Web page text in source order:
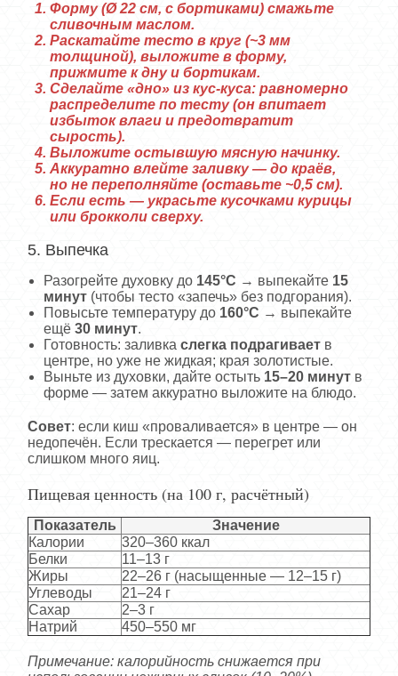
Форму (Ø 22 см, с бортиками) смажьте
сливочным маслом.
Раскатайте тесто в круг (~3 мм
толщиной), выложите в форму,
прижмите к дну и бортикам.
Сделайте «дно» из кус-куса: равномерно
распределите по тесту (он впитает
избыток влаги и предотвратит
сырость).
Выложите остывшую мясную начинку.
Аккуратно влейте заливку — до краёв,
но не переполняйте (оставьте ~0,5 см).
Если есть — украсьте кусочками курицы
или брокколи сверху.
5. Выпечка
Разогрейте духовку до 145°C → выпекайте 15
минут (чтобы тесто «запечь» без подгорания).
Повысьте температуру до 160°C → выпекайте
ещё 30 минут.
Готовность: заливка слегка подрагивает в
центре, но уже не жидкая; края золотистые.
Выньте из духовки, дайте остыть 15–20 минут в
форме — затем аккуратно выложите на блюдо.
Совет: если киш «проваливается» в центре — он
недопечён. Если трескается — перегрет или
слишком много яиц.
Пищевая ценность (на 100 г, расчётный)
Показатель
Значение
Калории
320–360 ккал
Белки
11–13 г
Жиры
22–26 г (насыщенные — 12–15 г)
Углеводы
21–24 г
Сахар
2–3 г
Натрий
450–550 мг
Примечание: калорийность снижается при